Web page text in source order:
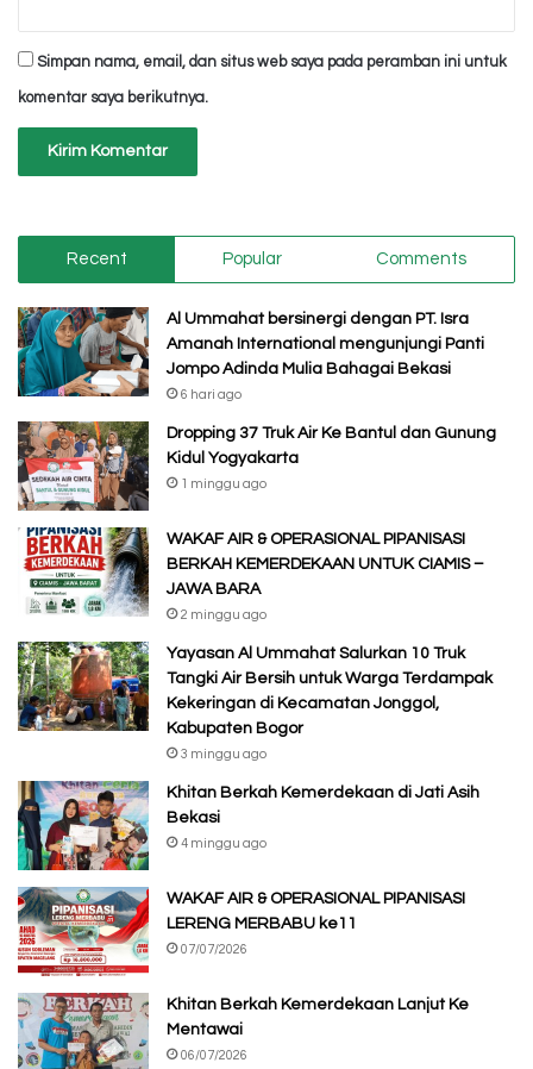
Simpan nama, email, dan situs web saya pada peramban ini untuk
komentar saya berikutnya.
Recent Popular Comments
Al Ummahat bersinergi dengan PT. Isra
Amanah International mengunjungi Panti
Jompo Adinda Mulia Bahagai Bekasi
6 hari ago
Dropping 37 Truk Air Ke Bantul dan Gunung
Kidul Yogyakarta
1 minggu ago
WAKAF AIR & OPERASIONAL PIPANISASI
BERKAH KEMERDEKAAN UNTUK CIAMIS –
JAWA BARA
2 minggu ago
Yayasan Al Ummahat Salurkan 10 Truk
Tangki Air Bersih untuk Warga Terdampak
Kekeringan di Kecamatan Jonggol,
Kabupaten Bogor
3 minggu ago
Khitan Berkah Kemerdekaan di Jati Asih
Bekasi
4 minggu ago
WAKAF AIR & OPERASIONAL PIPANISASI
LERENG MERBABU ke11
07/07/2026
Khitan Berkah Kemerdekaan Lanjut Ke
Mentawai
06/07/2026